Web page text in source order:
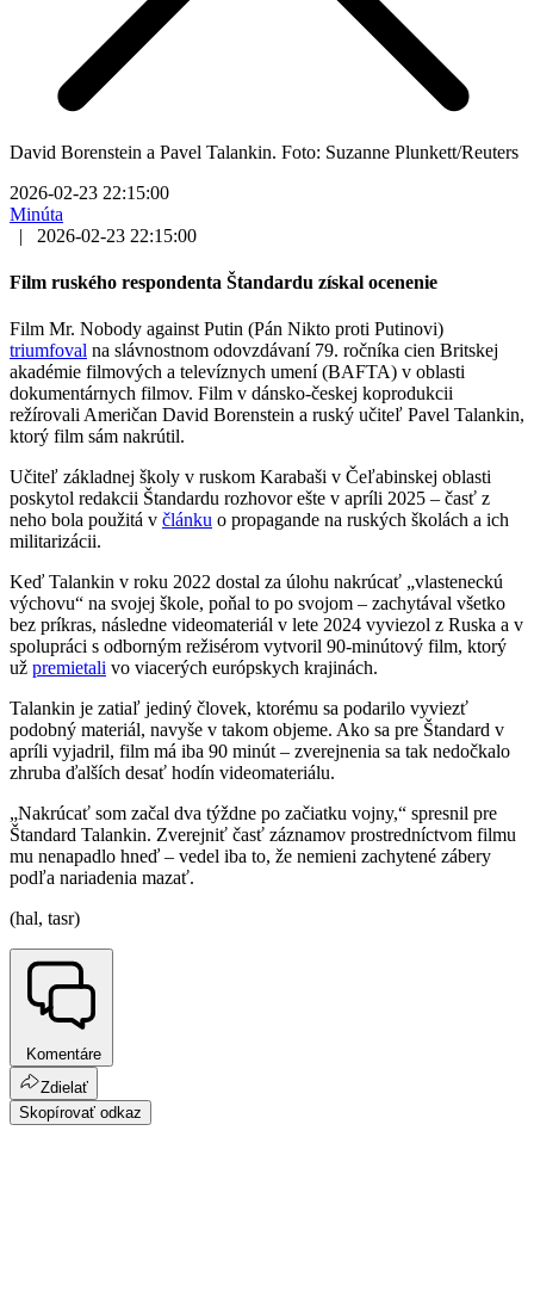
David Borenstein a Pavel Talankin. Foto: Suzanne Plunkett/Reuters
2026-02-23 22:15:00
Minúta
|
2026-02-23 22:15:00
Film ruského respondenta Štandardu získal ocenenie
Film Mr. Nobody against Putin (Pán Nikto proti Putinovi)
triumfoval na slávnostnom odovzdávaní 79. ročníka cien Britskej
akadémie filmových a televíznych umení (BAFTA) v oblasti
dokumentárnych filmov. Film v dánsko-českej koprodukcii
režírovali Američan David Borenstein a ruský učiteľ Pavel Talankin,
ktorý film sám nakrútil.
Učiteľ základnej školy v ruskom Karabaši v Čeľabinskej oblasti
poskytol redakcii Štandardu rozhovor ešte v apríli 2025 – časť z
neho bola použitá v článku o propagande na ruských školách a ich
militarizácii.
Keď Talankin v roku 2022 dostal za úlohu nakrúcať „vlasteneckú
výchovu“ na svojej škole, poňal to po svojom – zachytával všetko
bez príkras, následne videomateriál v lete 2024 vyviezol z Ruska a v
spolupráci s odborným režisérom vytvoril 90-minútový film, ktorý
už premietali vo viacerých európskych krajinách.
Talankin je zatiaľ jediný človek, ktorému sa podarilo vyviezť
podobný materiál, navyše v takom objeme. Ako sa pre Štandard v
apríli vyjadril, film má iba 90 minút – zverejnenia sa tak nedočkalo
zhruba ďalších desať hodín videomateriálu.
„Nakrúcať som začal dva týždne po začiatku vojny,“ spresnil pre
Štandard Talankin. Zverejniť časť záznamov prostredníctvom filmu
mu nenapadlo hneď – vedel iba to, že nemieni zachytené zábery
podľa nariadenia mazať.
(hal, tasr)
Komentáre
Zdielať
Skopírovať odkaz